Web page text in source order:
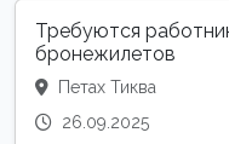
Требуются
бронежилетов
Петах Тиква
26.09.2025